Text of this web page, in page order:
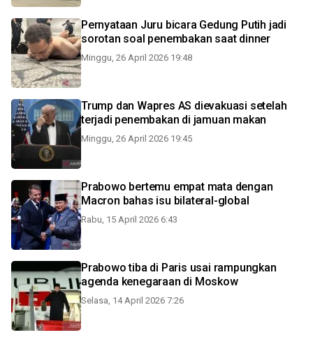
Pernyataan Juru bicara Gedung Putih jadi
sorotan soal penembakan saat dinner
Minggu, 26 April 2026 19:48
Trump dan Wapres AS dievakuasi setelah
terjadi penembakan di jamuan makan
Minggu, 26 April 2026 19:45
Prabowo bertemu empat mata dengan
Macron bahas isu bilateral-global
Rabu, 15 April 2026 6:43
Prabowo tiba di Paris usai rampungkan
agenda kenegaraan di Moskow
Selasa, 14 April 2026 7:26